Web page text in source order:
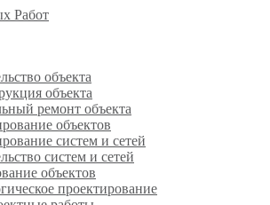
объекта
объекта
ремонт объекта
объектов
систем и сетей
систем и сетей
объектов
проектирование